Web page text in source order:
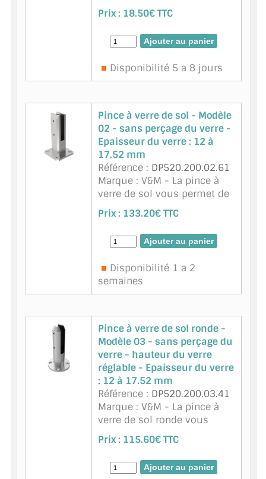
inox 316 - finition inox
brossé est disponible pour
du verre d'épaisseur 8.76
mm. Cette pince à verre à
Prix : 18.50€ TTC
Disponibilité 5 a 8 jours
Pince à verre de sol - Modèle
02 - sans perçage du verre -
Epaisseur du verre : 12 à
17.52 mm
Référence : DP520.200.02.61
Marque : V&M - La pince à
verre de sol vous permet de
réaliser des cloisons de
séparation en verre. Hauteur
du verre réglable - Sans
perçage du verre De matière
Prix : 133.20€ TTC
Disponibilité 1 a 2
semaines
Pince à verre de sol ronde -
Modèle 03 - sans perçage du
verre - hauteur du verre
réglable - Epaisseur du verre
: 12 à 17.52 mm
Référence : DP520.200.03.41
Marque : V&M - La pince à
verre de sol ronde vous
permet de réaliser des
cloisons de séparation en
verre. Hauteur du verre
réglable - Sans perçage du
Prix : 115.60€ TTC